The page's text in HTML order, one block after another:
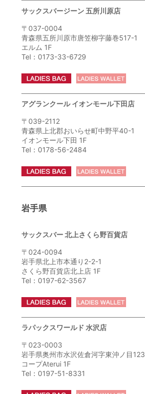
サックスバージーン 五所川原店
〒037-0004
青森県五所川原市唐笠柳字藤巻517-1
エルム 1F
Tel：0173-33-6729
アグランクール イオンモール下田店
〒039-2112
青森県上北郡おいらせ町中野平40-1
イオンモール下田 1F
Tel：0178-56-2484
岩手県
サックスバー 北上さくら野百貨店
〒024-0094
岩手県北上市本通り2-2-1
さくら野百貨店北上店 1F
Tel：0197-62-3567
ラパックスワールド 水沢店
〒023-0003
岩手県奥州市水沢佐倉河字東沖ノ目123
コープAterui 1F
Tel：0197-51-8331